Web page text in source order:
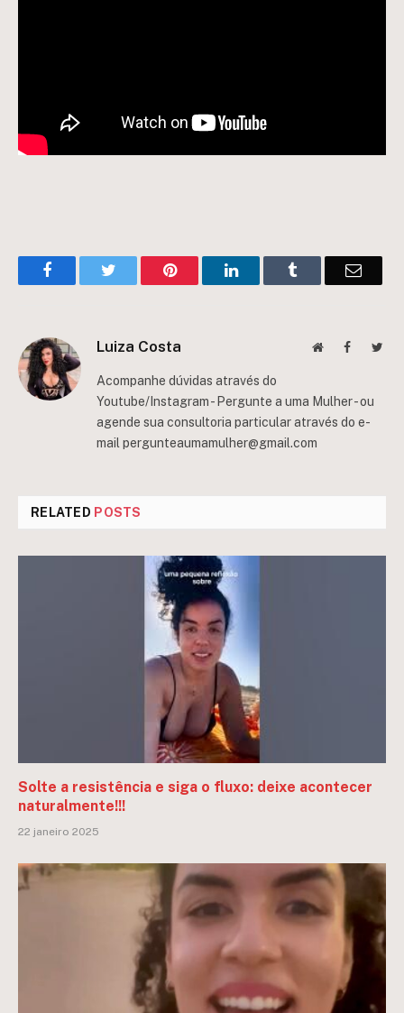
FacebookTwitter Pinterest LinkedInTumblr Email
Luiza Costa WebsiteFacebook
Acompanhe dúvidas através do
Youtube/Instagram - Pergunte a uma Mulher - ou
agende sua consultoria particular através do e-
mailpergunteaumamulher@gmail.com
RELATED POSTS
Solte a resistência e siga o fluxo: deixe acontecer
naturalmente!!!
22 janeiro 2025